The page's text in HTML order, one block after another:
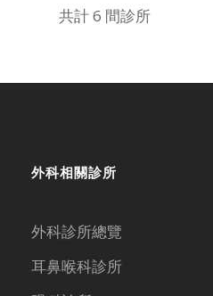
共計 6 間診所
外科相關診所
外科診所總覽
耳鼻喉科診所